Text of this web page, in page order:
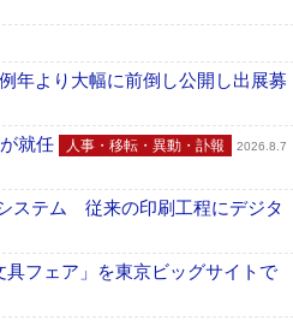
年より大幅に前倒し公開し出展募
就任 人事・移転・異動・訃報
2026.8.7
ステム 従来の印刷工程にデジタ
フェア」を東京ビッグサイトで